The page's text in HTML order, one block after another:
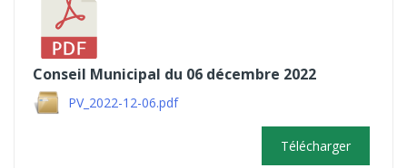
Conseil Municipal du 06 décembre 2022
PV_2022-12-06.pdf
Télécharger